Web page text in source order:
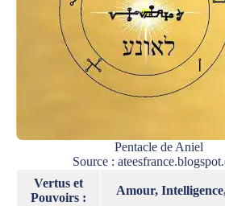
Pentacle de Aniel
Source :
Vertus et
Pouvoirs :
Amour,